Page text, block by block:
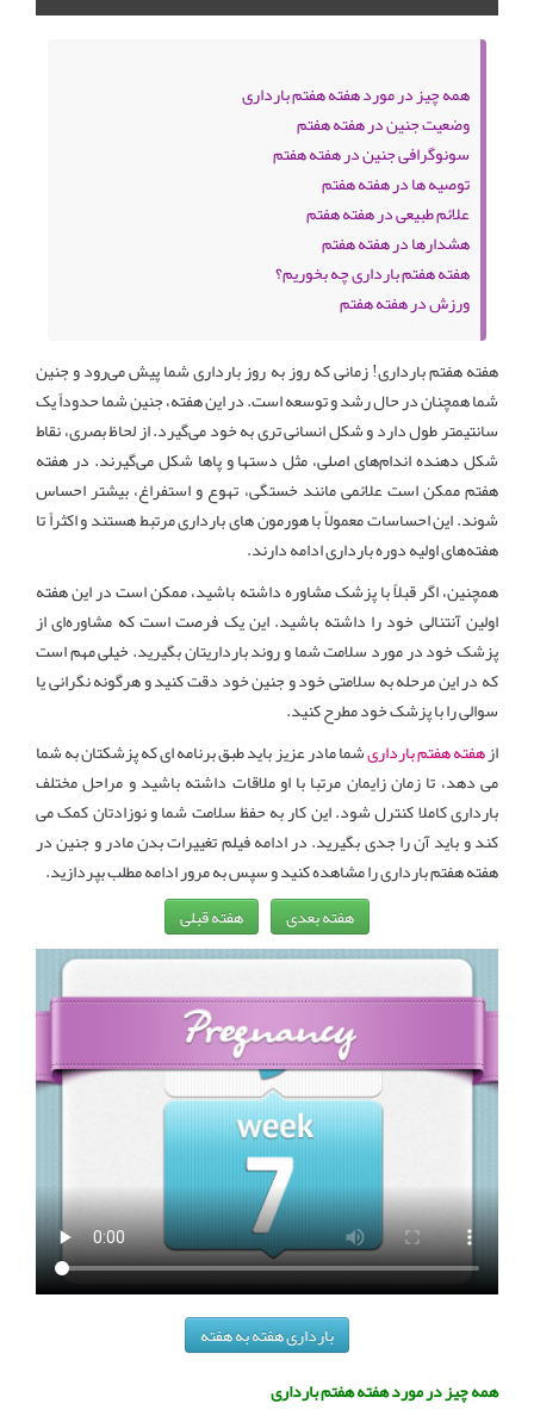
همه چیز در مورد هفته هفتم بارداری
وضعیت جنین در هفته هفتم
سونوگرافی جنین در هفته هفتم
توصیه ها در هفته هفتم
علائم طبیعی در هفته هفتم
هشدارها در هفته هفتم
هفته هفتم بارداری چه بخوریم؟
ورزش در هفته هفتم
هفته هفتم بارداری! زمانی که روز به روز بارداری شما پیش می‌رود و جنین
شما همچنان در حال رشد و توسعه است. در این هفته، جنین شما حدوداً یک
سانتیمتر طول دارد و شکل انسانی تری به خود می‌گیرد. از لحاظ بصری، نقاط
شکل دهنده اندام‌های اصلی، مثل دستها و پاها شکل می‌گیرند. در هفته
هفتم ممکن است علائمی مانند خستگی، تهوع و استفراغ، بیشتر احساس
شوند. این احساسات معمولاً با هورمون های بارداری مرتبط هستند و اکثراً تا
هفته‌های اولیه دوره بارداری ادامه دارند.
همچنین، اگر قبلاً با پزشک مشاوره داشته باشید، ممکن است در این هفته
اولین آنتنالی خود را داشته باشید. این یک فرصت است که مشاوره‌ای از
پزشک خود در مورد سلامت شما و روند بارداریتان بگیرید. خیلی مهم است
که در این مرحله به سلامتی خود و جنین خود دقت کنید و هرگونه نگرانی یا
سوالی را با پزشک خود مطرح کنید.
ازهفته هفتم بارداریشما مادر عزیز باید طبق برنامه ای که پزشکتان به شما
می دهد، تا زمان زایمان مرتبا با او ملاقات داشته باشید و مراحل مختلف
بارداری کاملا کنترل شود. این کار به حفظ سلامت شما و نوزادتان کمک می
کند و باید آن را جدی بگیرید. در ادامه فیلم تغییرات بدن مادر و جنین در
هفته هفتم بارداری را مشاهده کنید و سپس به مرور ادامه مطلب بپردازید.
هفته بعدی
هفته قبلی
بارداری هفته به هفته
همه چیز در مورد هفته هفتم بارداری